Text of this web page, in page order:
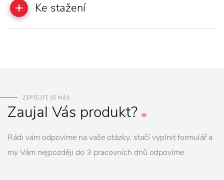
Ke stažení
ZEPTEJTE SE NÁS
Zaujal Vás produkt?
Rádi vám odpovíme na vaše otázky, stačí vyplnit formulář a
my Vám nejpozději do 3 pracovních dnů odpovíme.